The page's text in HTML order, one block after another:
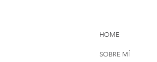
HOME
SOBRE MÍ